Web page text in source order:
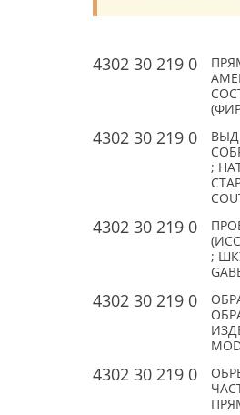
4302 30 219 0
4302 30 219 0
;
4302 30 219 0
;
4302 30 219 0
4302 30 219 0